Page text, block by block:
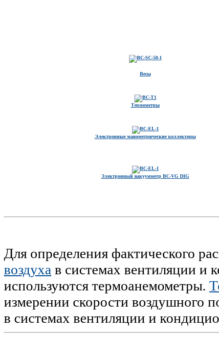
Весы
Термометры
Электронные манометрические коллекторы
Электронный вакуумметр BC-VG DIG
Для определения фактического
воздуха в системах вентиляции и
используются термоанемометры.
измерении скорости воздушного
в системах вентиляции и